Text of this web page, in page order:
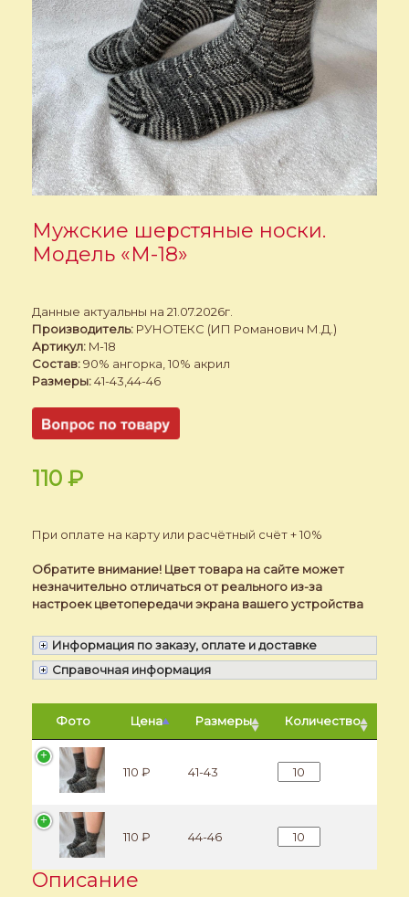
Мужские шерстяные носки.
Модель «M-18»
Данные актуальны на 21.07.2026г.
Производитель: РУНОТЕКС (ИП Романович М.Д.)
Артикул: M-18
Состав:90% ангорка, 10% акрил
Размеры:41-43,44-46
110 ₽
При оплате на карту или расчётный счёт + 10%
Обратите внимание! Цвет товара на сайте может
незначительно отличаться от реального из-за
настроек цветопередачи экрана вашего устройства
Информация по заказу, оплате и доставке
Справочная информация
Фото Цена Размеры Количество
110 ₽ 41-43 Количество
110 ₽ 44-46 Количество
Описание